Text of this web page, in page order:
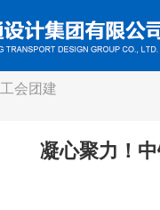
工会团建
凝心聚力！